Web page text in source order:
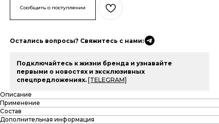
Остались вопросы? Свяжитесь с нами:
Подключайтесь к жизни бренда и узнавайте
первыми о новостях и эксклюзивных
спецпредложениях. [TELEGRAM]
Описание
Применение
Состав
Дополнительная информация